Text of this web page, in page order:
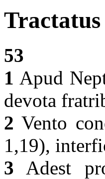
53
1 Apud
devota
2 Vento
1,19),
3 Adest